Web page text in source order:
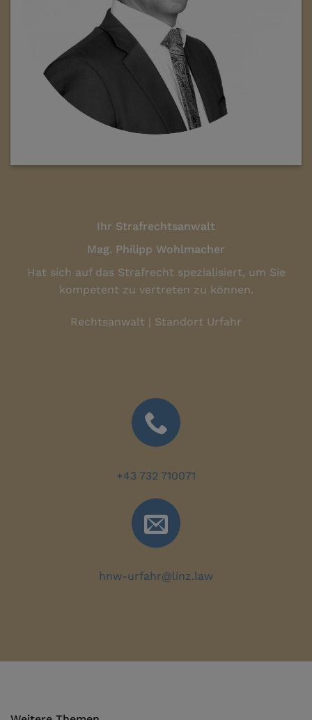
Ihr Strafrechtsanwalt
Mag. Philipp Wohlmacher
Hat sich auf das Strafrecht spezialisiert, um Sie
kompetent zu vertreten zu können.
Rechtsanwalt | Standort Urfahr
+43 732 710071
hnw-urfahr@linz.law